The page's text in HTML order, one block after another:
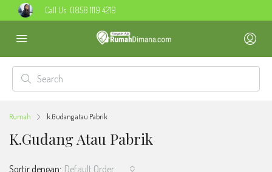
Call Us: 0858 1119 4219
Rumah k.Gudang atau Pabrik
K.Gudang Atau Pabrik
Sortir dengan: Default Order